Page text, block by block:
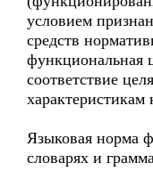
условием
средств
функциональная
соответствие
Языковая норма
словарях и